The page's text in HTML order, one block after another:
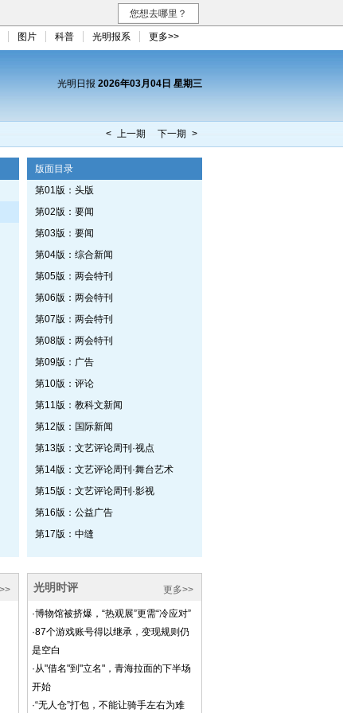
您想去哪里？
图片 科普 光明报系 更多>>
光明日报 2026年03月04日 星期三
< 上一期 下一期 >
版面目录
第01版：头版
第02版：要闻
第03版：要闻
第04版：综合新闻
第05版：两会特刊
第06版：两会特刊
第07版：两会特刊
第08版：两会特刊
第09版：广告
第10版：评论
第11版：教科文新闻
第12版：国际新闻
第13版：文艺评论周刊·视点
第14版：文艺评论周刊·舞台艺术
第15版：文艺评论周刊·影视
第16版：公益广告
第17版：中缝